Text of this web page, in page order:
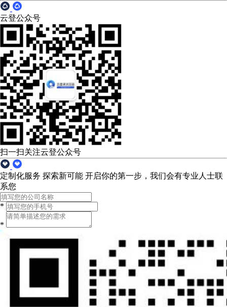
云登公众号
扫一扫关注云登公众号
定制化服务 探索新可能 开启你的第一步，我们会有专业人士联
系您
*
*